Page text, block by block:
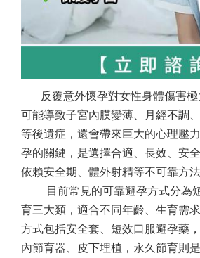
反覆意外懷孕對女性身體傷害
可能導致子宮內膜變薄、月經不調
等後遺症，還會帶來巨大的心理壓
孕的關鍵，是選擇合適、長效、安
依賴安全期、體外射精等不可靠方法
目前常見的可靠避孕方式分為
育三大類，適合不同年齡、生育需
方式包括安全套、短效口服避孕藥
內節育器、皮下埋植，永久節育則是